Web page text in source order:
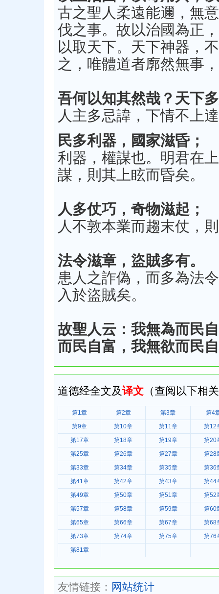
古之聖人柔遠能邇，無
伐之事。故以治國為正
以取天下。天下神器，
之，唯體道者廓然無事
吾何以知其然哉？天下
人主多忌諱，下情不上
民多利器，國家滋昏；
利器，權謀也。明君在
謀，則其上眩而昏矣。
人多仗巧，奇物滋起；
人不敦本業而趨末仗，
法令滋章，盜賊多有。
患人之詐偽，而多為法
入於盜賊矣。
故聖人云：我無為而民
而民自富，我無欲而民
道德经全文及译文 （查阅以下相
第1章 第2章 第3章
第4
第9章
第10章 第11章
第12
第17章
第18章 第19章
第20
第25章
第26章 第27章
第28
第33章
第34章 第35章
第36
第41章
第42章 第43章
第44
第49章
第50章 第51章
第52
第57章
第58章 第59章
第60
第65章
第66章 第67章
第68
第73章
第74章 第75章
第76
第81章
友情链接： 网站统计